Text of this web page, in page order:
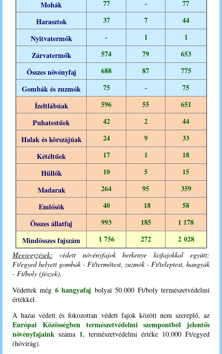
Mohák 77 -
77
Harasztok
37 7
44
Nyitvatermők
- 1
1
Zárvatermők
574 79
653
Összes növényfaj
688 87
775
Gombák és zuzmók
75 -
75
Ízeltlábúak
596 55
651
Puhatestűek
42 2
44
Halak és körszájúak
24 9
33
Kétéltűek
17 1
18
Hüllők
10 5
15
Madarak
264 95
359
Emlősök
40 18
58
Összes állatfaj
993 185
1 178
Mindösszes fajszám
1 756 272 2 028
Megjegyzések: védett növényfajok berkenye kisfajokkal együtt;
Ft/egyed helyett gombák - Ft/termőtest, zuzmók - Ft/teleptest, hangyák
- Ft/boly (fészek).
Védettek még 6 hangyafaj bolyai 50.000 Ft/boly természetvédelmi
értékkel.
A hazai védett és fokozottan védett fajok között nem szereplő, az
Európai Közösségben természetvédelmi szempontból jelentős
növényfajaink száma 1, természetvédelmi értéke 10.000 Ft/egyed
(hóvirág).